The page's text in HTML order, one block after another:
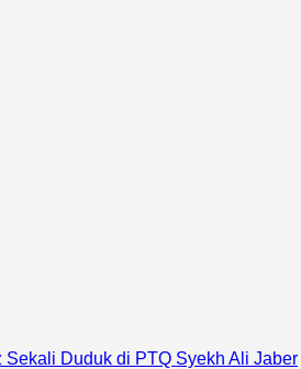
Duduk di PTQ Syekh Ali Jaber